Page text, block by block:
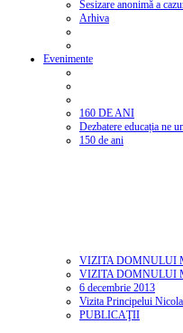
Sesizare anonimă a
Arhiva
Evenimente
160 DE ANI
Dezbatere educația ne
150 de ani
VIZITA DOMNULUI
VIZITA DOMNULUI
6 decembrie 2013
Vizita Principelui
PUBLICAŢII